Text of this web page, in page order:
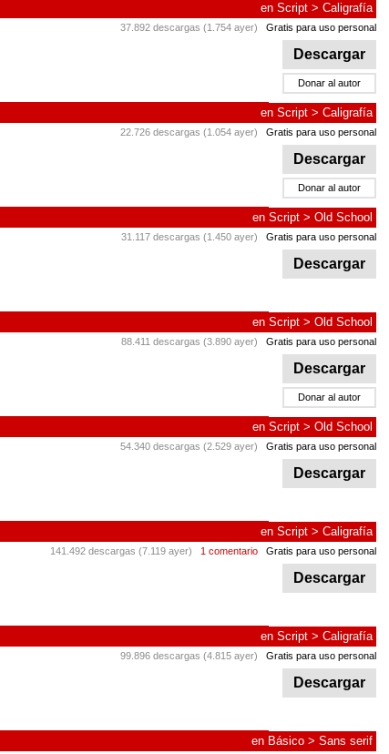
en Script > Caligrafía
37.892 descargas (1.754 ayer) Gratis para uso personal
Descargar
Donar al autor
en Script > Caligrafía
22.726 descargas (1.054 ayer) Gratis para uso personal
Descargar
Donar al autor
en Script > Old School
31.117 descargas (1.450 ayer) Gratis para uso personal
Descargar
en Script > Old School
88.411 descargas (3.890 ayer) Gratis para uso personal
Descargar
Donar al autor
en Script > Old School
54.340 descargas (2.529 ayer) Gratis para uso personal
Descargar
en Script > Caligrafía
141.492 descargas (7.119 ayer) 1 comentario Gratis para uso personal
Descargar
en Script > Caligrafía
99.896 descargas (4.815 ayer) Gratis para uso personal
Descargar
en Básico > Sans serif